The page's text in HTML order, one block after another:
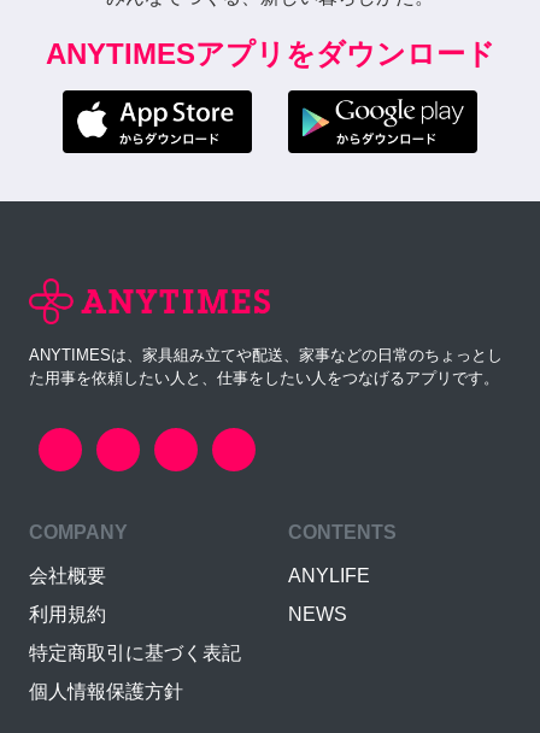
ANYTIMESアプリをダウンロード
ANYTIMESは、家具組み立てや配送、家事などの日常のちょっとし
た用事を依頼したい人と、仕事をしたい人をつなげるアプリです。
COMPANY
会社概要
利用規約
特定商取引に基づく表記
個人情報保護方針
CONTENTS
ANYLIFE
NEWS